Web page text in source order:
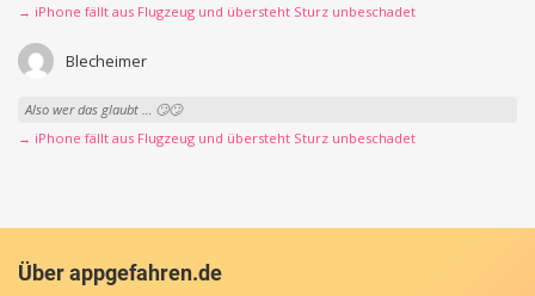
→ iPhone fällt aus Flugzeug und übersteht Sturz unbeschadet
Blecheimer
Also wer das glaubt … 🙄🙄
→ iPhone fällt aus Flugzeug und übersteht Sturz unbeschadet
Über appgefahren.de